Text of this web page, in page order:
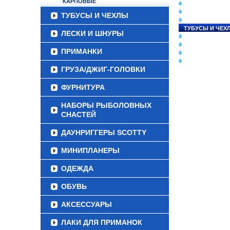
ТУБУСЫ И ЧЕХЛЫ
ЛЕСКИ И ШНУРЫ
ПРИМАНКИ
ГРУЗА/ДЖИГ-ГОЛОВКИ
ФУРНИТУРА
НАБОРЫ РЫБОЛОВНЫХ
СНАСТЕЙ
ДАУНРИГГЕРЫ SCOTTY
МИНИПЛАНЕРЫ
ОДЕЖДА
ОБУВЬ
АКСЕССУАРЫ
ЛАКИ ДЛЯ ПРИМАНОК
ТУБУСЫ И